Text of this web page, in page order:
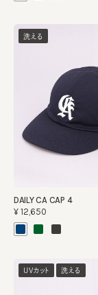
洗える
DAILY CA CAP 4
¥12,650
UVカット 洗える